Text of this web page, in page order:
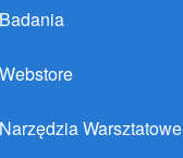
Badania
Webstore
Narzędzia Warsztatowe